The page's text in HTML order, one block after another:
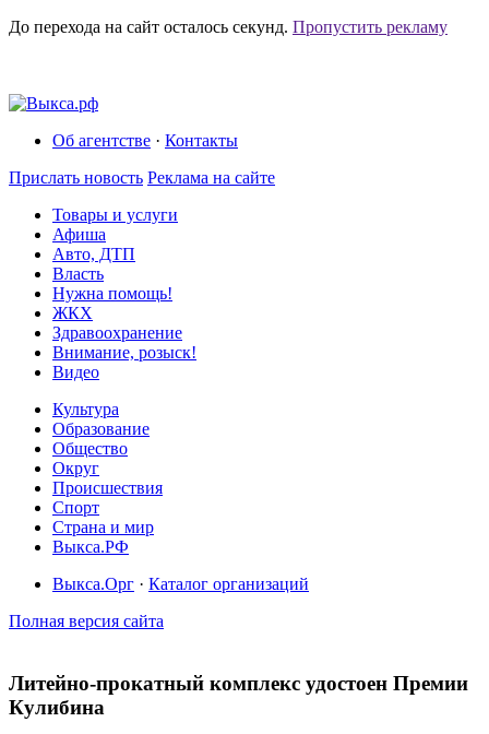
До перехода на сайт осталось секунд. Пропустить рекламу
Об агентстве · Контакты
Прислать новость Реклама на сайте
Товары и услуги
Афиша
Авто, ДТП
Власть
Нужна помощь!
ЖКХ
Здравоохранение
Внимание, розыск!
Видео
Культура
Образование
Общество
Округ
Происшествия
Спорт
Страна и мир
Выкса.РФ
Выкса.Орг · Каталог организаций
Полная версия сайта
Литейно-прокатный комплекс удостоен Премии
Кулибина